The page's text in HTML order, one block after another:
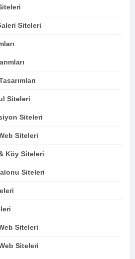
Siteleri
Siteleri
Siteleri
Siteleri
Köy Siteleri
Siteleri
Siteleri
Siteleri